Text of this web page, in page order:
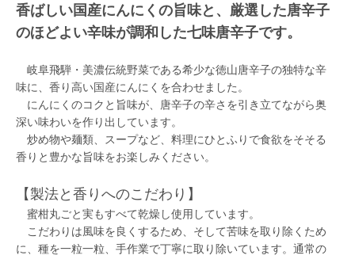
香ばしい国産にんにくの旨味と、厳選した唐辛子
のほどよい辛味が調和した七味唐辛子です。
岐阜飛騨・美濃伝統野菜である希少な徳山唐辛子の独特な辛
味に、香り高い国産にんにくを合わせました。
にんにくのコクと旨味が、唐辛子の辛さを引き立てながら奥
深い味わいを作り出しています。
炒め物や麺類、スープなど、料理にひとふりで食欲をそそる
香りと豊かな旨味をお楽しみください。
【製法と香りへのこだわり】
蜜柑丸ごと実もすべて乾燥し使用しています。
こだわりは風味を良くするため、そして苦味を取り除くため
に、種を一粒一粒、手作業で丁寧に取り除いています。通常の